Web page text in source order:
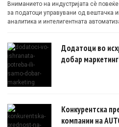
Вниманието на индустријата сè
за податоци управувани од вештачка
аналитика и интелигентната
Додатоци во
добар
Конкурентска
компании на